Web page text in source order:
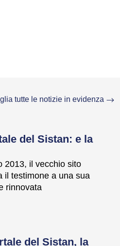
tutte le notizie in evidenza
del Sistan: e la
2013, il vecchio sito
il testimone a una sua
rinnovata
del Sistan, la